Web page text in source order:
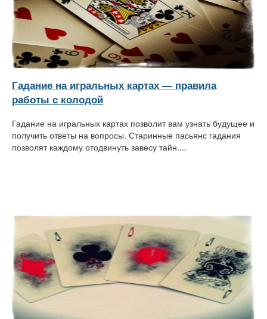
Гадание на игральных картах — правила
работы с колодой
Гадание на игральных картах позволит вам узнать будущее и
получить ответы на вопросы. Старинные пасьянс гадания
позволят каждому отодвинуть завесу тайн....